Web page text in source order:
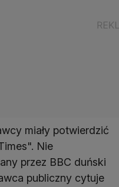
miały potwierdzić
Nie
przez BBC duński
publiczny cytuje